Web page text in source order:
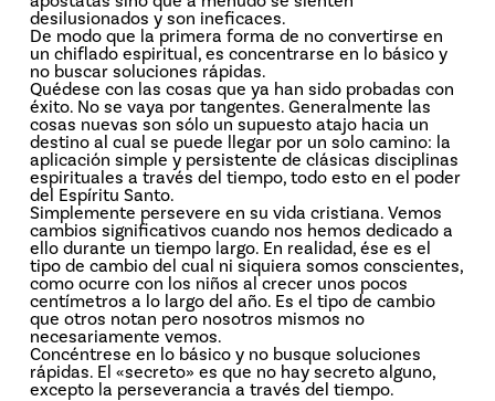
desilusionados y son ineficaces.
De modo que la primera forma de no convertirse en
un chiflado espiritual, es concentrarse en lo básico y
no buscar soluciones rápidas.
Quédese con las cosas que ya han sido probadas con
éxito. No se vaya por tangentes. Generalmente las
cosas nuevas son sólo un supuesto atajo hacia un
destino al cual se puede llegar por un solo camino: la
aplicación simple y persistente de clásicas disciplinas
espirituales a través del tiempo, todo esto en el poder
del Espíritu Santo.
Simplemente persevere en su vida cristiana. Vemos
cambios significativos cuando nos hemos dedicado a
ello durante un tiempo largo. En realidad, ése es el
tipo de cambio del cual ni siquiera somos conscientes,
como ocurre con los niños al crecer unos pocos
centímetros a lo largo del año. Es el tipo de cambio
que otros notan pero nosotros mismos no
necesariamente vemos.
Concéntrese en lo básico y no busque soluciones
rápidas. El «secreto» es que no hay secreto alguno,
excepto la perseverancia a través del tiempo.